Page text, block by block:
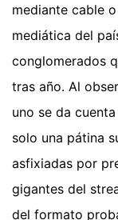
mediante cable
mediática del
conglomerados
tras año. Al
uno se da
solo una pátina
asfixiadas por
gigantes del
del formato